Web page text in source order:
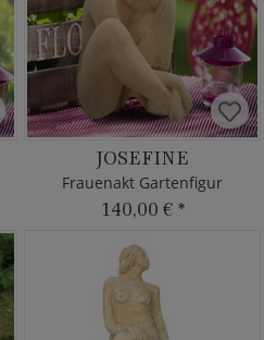
JOSEFINE
Frauenakt Gartenfigur
140,00 € *